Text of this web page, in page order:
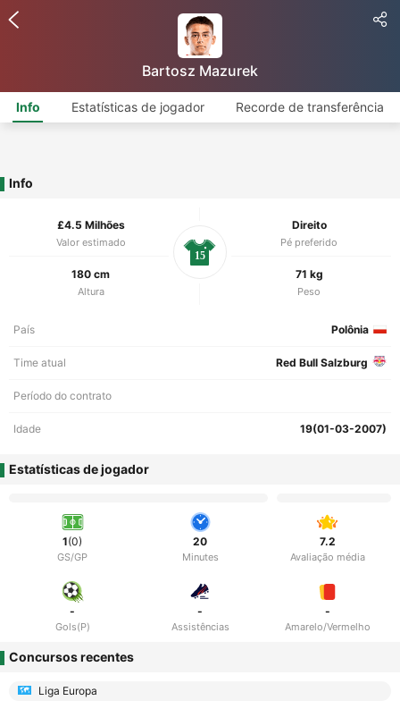
Bartosz Mazurek
Info Estatísticas de jogador Recorde de transferência
Info
£4.5 Milhões
Valor estimado
Direito
Pé preferido
180 cm
Altura
71 kg
Peso
15
País Polônia
Time atual Red Bull Salzburg
Período do contrato
Idade 19(01-03-2007)
Estatísticas de jogador
1(0)
GS/GP
20
Minutes
7.2
Avaliação média
-
Gols(P)
-
Assistências
-
Amarelo/Vermelho
Concursos recentes
Liga Europa